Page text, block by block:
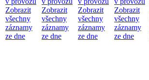
Zobrazit
všechny
záznamy
ze dne
Zobrazit
všechny
záznamy
ze dne
Zobrazit
všechny
záznamy
ze dne
Zobrazit
všechny
záznamy
ze dne